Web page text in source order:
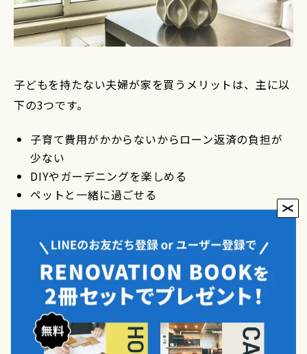
子どもを持たない夫婦が家を買うメリットは、主に以
下の3つです。
子育て費用がかからないからローン返済の負担が
少ない
DIYやガーデニングを楽しめる
ペットと一緒に過ごせる
子育て費用がかからないからローン返済の負
担が少ない
夫婦二人暮らしであれば、子育て費用がかからないた